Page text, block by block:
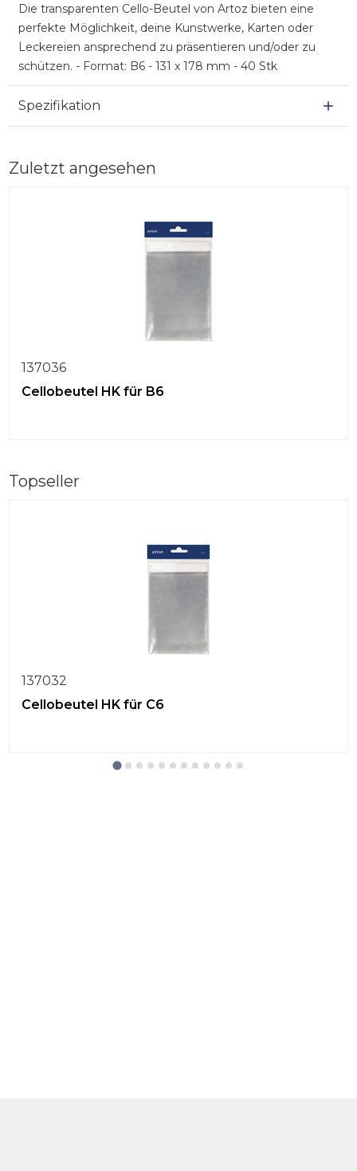
Die transparenten Cello-Beutel von Artoz bieten eine
perfekte Möglichkeit, deine Kunstwerke, Karten oder
Leckereien ansprechend zu präsentieren und/oder zu
schützen. - Format: B6 - 131 x 178 mm - 40 Stk
Spezifikation
Zuletzt angesehen
137036
Cellobeutel HK für B6
Topseller
137032
Cellobeutel HK für C6